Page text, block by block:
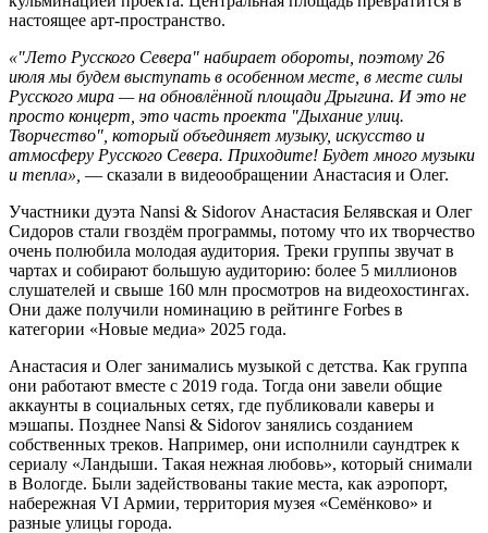
настоящее арт-пространство.
«"Лето Русского Севера" набирает обороты, поэтому 26
июля мы будем выступать в особенном месте, в месте силы
Русского мира — на обновлённой площади Дрыгина. И это не
просто концерт, это часть проекта "Дыхание улиц.
Творчество", который объединяет музыку, искусство и
атмосферу Русского Севера. Приходите! Будет много музыки
и тепла», — сказали в видеообращении Анастасия и Олег.
Участники дуэта Nansi & Sidorov Анастасия Белявская и Олег
Сидоров стали гвоздём программы, потому что их творчество
очень полюбила молодая аудитория. Треки группы звучат в
чартах и собирают большую аудиторию: более 5 миллионов
слушателей и свыше 160 млн просмотров на видеохостингах.
Они даже получили номинацию в рейтинге Forbes в
категории «Новые медиа» 2025 года.
Анастасия и Олег занимались музыкой с детства. Как группа
они работают вместе с 2019 года. Тогда они завели общие
аккаунты в социальных сетях, где публиковали каверы и
мэшапы. Позднее Nansi & Sidorov занялись созданием
собственных треков. Например, они исполнили саундтрек к
сериалу «Ландыши. Такая нежная любовь», который снимали
в Вологде. Были задействованы такие места, как аэропорт,
набережная VI Армии, территория музея «Семёнково» и
разные улицы города.